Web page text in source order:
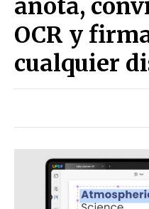
anota,
OCR y
cualquier